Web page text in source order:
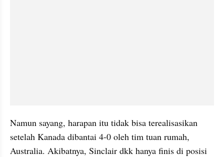
Namun sayang, harapan itu tidak bisa terealisasikan
setelah Kanada dibantai 4-0 oleh tim tuan rumah,
Australia. Akibatnya, Sinclair dkk hanya finis di posisi